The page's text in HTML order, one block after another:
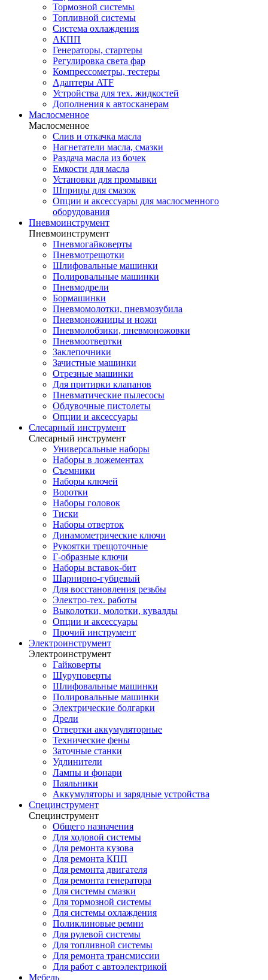
Тормозной системы
Топливной системы
Система охлаждения
АКПП
Генераторы, стартеры
Регулировка света фар
Компрессометры, тестеры
Адаптеры ATF
Устройства для тех. жидкостей
Дополнения к автосканерам
Маслосменное
Маслосменное
Слив и откачка масла
Нагнетатели масла, смазки
Раздача масла из бочек
Емкости для масла
Установки для промывки
Шприцы для смазок
Опции и аксессуары для маслосменного
оборудования
Пневмоинструмент
Пневмоинструмент
Пневмогайковерты
Пневмотрещотки
Шлифовальные машинки
Полировальные машинки
Пневмодрели
Бормашинки
Пневмомолотки, пневмозубила
Пневмоножницы и ножи
Пневмолобзики, пневмоножовки
Пневмоотвертки
Заклепочники
Зачистные машинки
Отрезные машинки
Для притирки клапанов
Пневматические пылесосы
Обдувочные пистолеты
Опции и аксессуары
Слесарный инструмент
Слесарный инструмент
Универсальные наборы
Наборы в ложементах
Съемники
Наборы ключей
Воротки
Наборы головок
Тиски
Наборы отверток
Динамометрические ключи
Рукоятки трещоточные
Г-образные ключи
Наборы вставок-бит
Шарнирно-губцевый
Для восстановления резьбы
Электро-тех. работы
Выколотки, молотки, кувалды
Опции и аксессуары
Прочий инструмент
Электроинструмент
Электроинструмент
Гайковерты
Шуруповерты
Шлифовальные машинки
Полировальные машинки
Электрические болгарки
Дрели
Отвертки аккумуляторные
Технические фены
Заточные станки
Удлинители
Лампы и фонари
Паяльники
Аккумуляторы и зарядные устройства
Специнструмент
Специнструмент
Общего назначения
Для ходовой системы
Для ремонта кузова
Для ремонта КПП
Для ремонта двигателя
Для ремонта генератора
Для системы смазки
Для тормозной системы
Для системы охлаждения
Поликлиновые ремни
Для рулевой системы
Для топливной системы
Для ремонта трансмиссии
Для работ с автоэлектрикой
Мебель